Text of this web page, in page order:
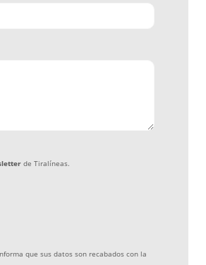
de Tiralíneas.
que sus datos son recabados con la